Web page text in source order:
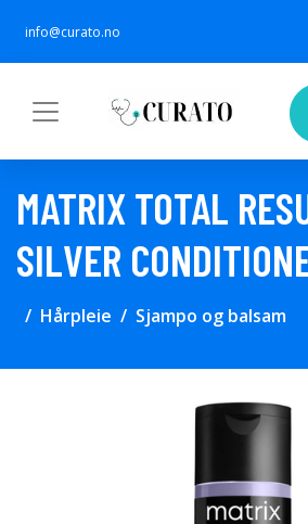
info@curato.no
MATRIX TOTAL
SILVER
Hårpleie Sjampo og balsam